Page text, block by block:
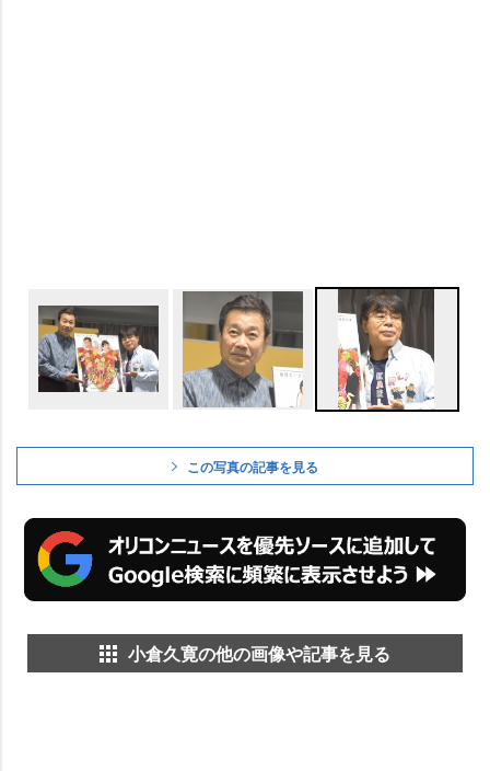
この写真の記事を見る
小倉久寛の他の画像や記事を見る